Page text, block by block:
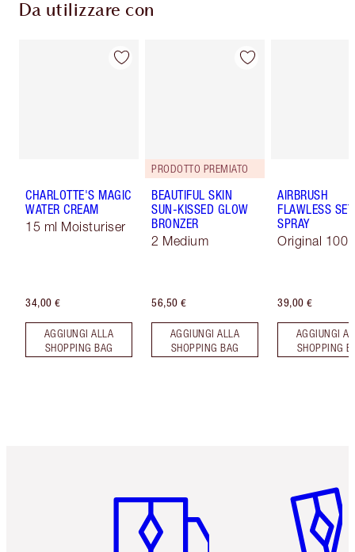
Da utilizzare con
CHARLOTTE'S MAGIC
WATER CREAM
15 ml Moisturiser
34,00 €
AGGIUNGI ALLA
SHOPPING BAG
PRODOTTO PREMIATO
BEAUTIFUL SKIN
SUN-KISSED GLOW
BRONZER
2 Medium
56,50 €
AGGIUNGI ALLA
SHOPPING BAG
AIRBRUSH
FLAWLESS
SPRAY
Original 100
39,00 €
AGGIUNGI
SHOPPING